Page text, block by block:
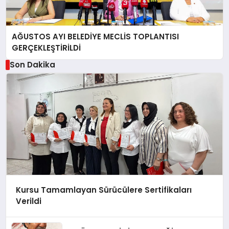
AĞUSTOS AYI BELEDİYE MECLİS TOPLANTISI
GERÇEKLEŞTİRİLDİ
Son Dakika
Kursu Tamamlayan Sürücülere Sertifikaları
Verildi